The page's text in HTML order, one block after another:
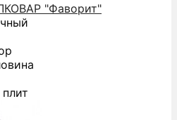
"Фаворит"